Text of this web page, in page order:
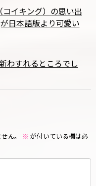
イキング）の思い出
日本語版より可愛い
わすれるところでし
ん。 ※ が付いている欄は必